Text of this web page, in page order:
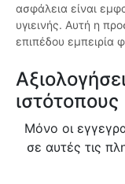
ασφάλεια είναι
υγιεινής. Αυτή η
επιπέδου εμπειρία
ιστότοπους
Μόνο οι
σε αυτές τις